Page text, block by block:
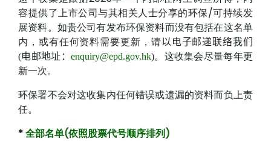
容提供了上市公司与其相关人士分享的环保/可持续发
展资料。如贵公司有发布环保资料而没有包括在这名单
内，或有任何资料需要更新，请以电子邮递联络我们
(电邮地址： enquiry@epd.gov.hk)。这收集会尽量每年更
新一次。
环保署不会对这收集内任何错误或遗漏的资料而负上责
任。
*全部名单(依照股票代号顺序排列)